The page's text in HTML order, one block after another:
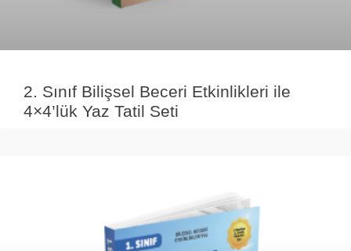
2. Sınıf Bilişsel Beceri Etkinlikleri ile
4×4’lük Yaz Tatil Seti